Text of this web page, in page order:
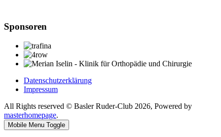
Sponsoren
Datenschutzerklärung
Impressum
All Rights reserved © Basler Ruder-Club 2026, Powered by
masterhomepage.
Mobile Menu Toggle